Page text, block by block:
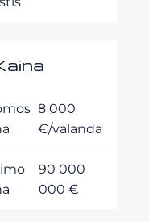
8 000
€/valanda
90 000
000 €